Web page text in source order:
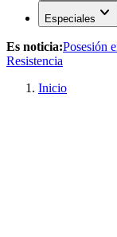
Especiales expand_more
Es noticia:Posesión
Resistencia
Inicio